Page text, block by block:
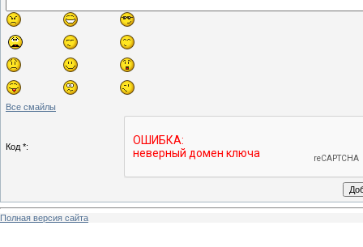
Все смайлы
Код *:
Полная версия сайта